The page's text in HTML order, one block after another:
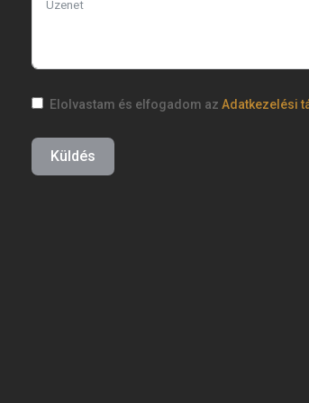
Elolvastam és elfogadom azAdatkezelési
Küldés